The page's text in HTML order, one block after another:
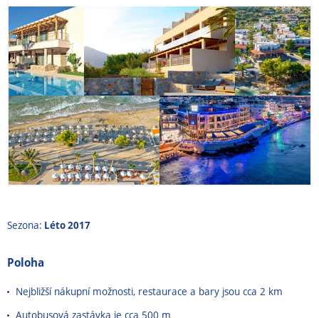
Sezona: Léto 2017
Poloha
Nejbližší nákupní možnosti, restaurace a bary jsou cca 2 km
Autobusová zastávka je cca 500 m